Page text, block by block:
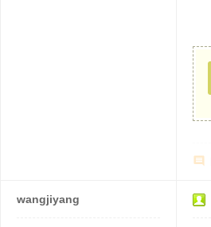
wangjiyang